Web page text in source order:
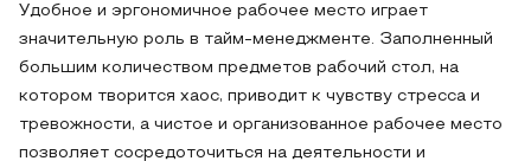
Удобное и эргономичное рабочее место играет
значительную роль в тайм-менеджменте. Заполненный
большим количеством предметов рабочий стол, на
котором творится хаос, приводит к чувству стресса и
тревожности, а чистое и организованное рабочее место
позволяет сосредоточиться на деятельности и